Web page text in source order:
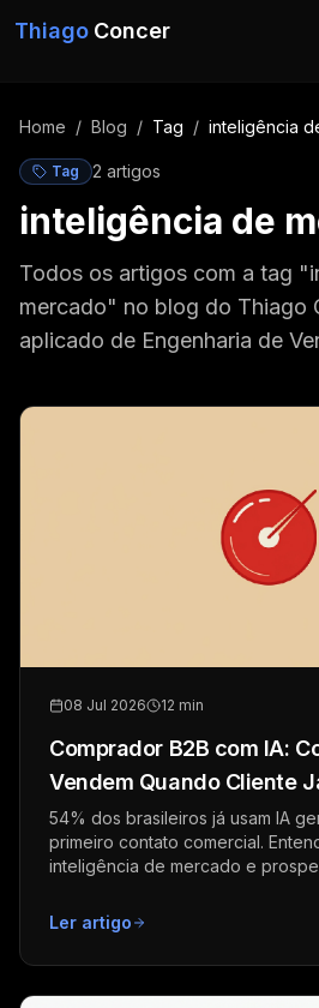
Thiago Concer
Home / Blog / Tag / inteligência
Tag 2 artigos
inteligência de
Todos os artigos com a tag
mercado" no blog do Thiago
aplicado de Engenharia de
08 Jul 2026 12 min
Comprador B2B com IA:
Vendem Quando Cliente
54% dos brasileiros já usam IA
primeiro contato comercial.
inteligência de mercado e
Ler artigo